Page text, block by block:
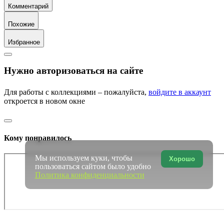
Комментарий
Похожие
Избранное
Нужно авторизоваться на сайте
Для работы с коллекциями – пожалуйста, войдите в аккаунт
откроется в новом окне
Кому понравилось
Хорошо
Мы используем куки, чтобы
пользоваться сайтом было удобно
Политика конфиденциальности